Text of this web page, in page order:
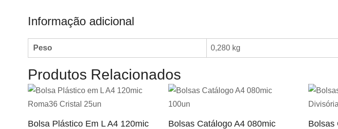
Informação adicional
Peso 0,280 kg
Produtos Relacionados
Bolsa Plástico Em L A4 120mic
Bolsas Catálogo A4 080mic
Bolsas